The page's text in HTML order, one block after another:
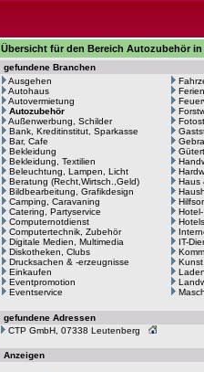
Übersicht für den Bereich Autozubehör
gefundene Branchen
Ausgehen
Autohaus
Autovermietung
Autozubehör
Außenwerbung, Schilder
Bank, Kreditinstitut, Sparkasse
Bar, Cafe
Bekleidung
Bekleidung, Textilien
Beleuchtung, Lampen, Licht
Beratung (Recht,Wirtsch.,Geld)
Bildbearbeitung, Grafikdesign
Camping, Caravaning
Catering, Partyservice
Computernotdienst
Computertechnik, Zubehör
Digitale Medien, Multimedia
Diskotheken, Clubs
Drucksachen & -erzeugnisse
Einkaufen
Eventpromotion
Eventservice
Haus
IT-
Kunst
gefundene Adressen
CTP GmbH, 07338 Leutenberg
Anzeigen